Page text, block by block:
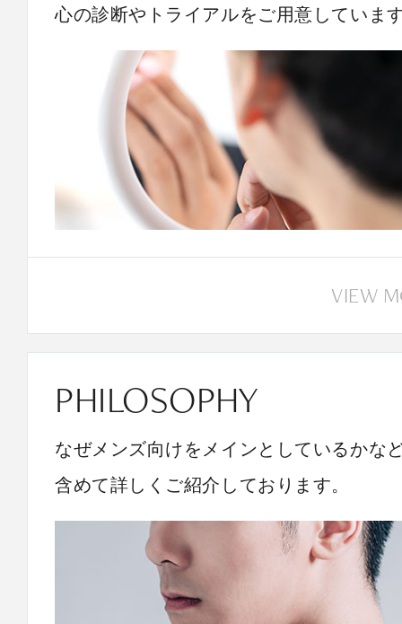
心の診断やトライアルをご用意していま
VIEW
PHILOSOPHY
なぜメンズ向けをメインとしているかな
含めて詳しくご紹介しております。